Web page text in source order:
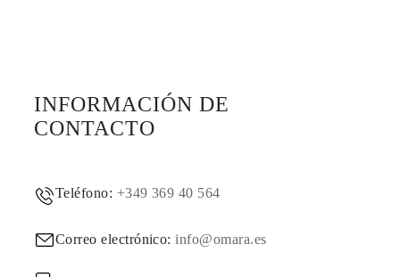
INFORMACIÓN DE
CONTACTO
Teléfono: +349 369 40 564
Correo electrónico:info@omara.es